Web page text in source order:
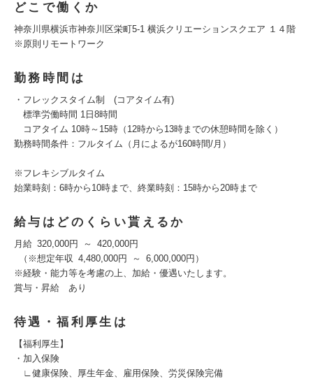
どこで働くか
神奈川県横浜市神奈川区栄町5-1 横浜クリエーションスクエア １４階
※原則リモートワーク
勤務時間は
・フレックスタイム制 (コアタイム有)
標準労働時間 1日8時間
コアタイム 10時～15時（12時から13時までの休憩時間を除く）
勤務時間条件：フルタイム（月によるが160時間/月）
※フレキシブルタイム
始業時刻：6時から10時まで、終業時刻：15時から20時まで
給与はどのくらい貰えるか
月給 320,000円 ～ 420,000円
（※想定年収 4,480,000円 ～ 6,000,000円）
※経験・能力等を考慮の上、加給・優遇いたします。
賞与・昇給 あり
待遇・福利厚生は
【福利厚生】
・加入保険
∟健康保険、厚生年金、雇用保険、労災保険完備